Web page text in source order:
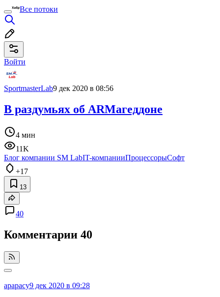
Все потоки
Войти
SportmasterLab9 дек 2020 в 08:56
В раздумьях об ARMагеддоне
4 мин
11K
Блог компании SM LabIT-компанииПроцессорыСофт
+17
13
40
Комментарии 40
apapacy9 дек 2020 в 09:28